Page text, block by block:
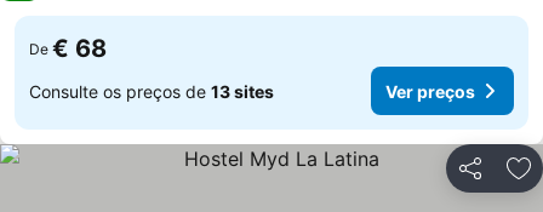
De € 68
Consulte os preços de 13 sites Ver preços
Partilhar